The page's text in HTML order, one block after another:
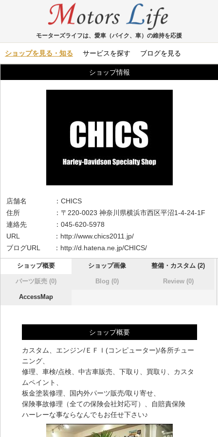
モーターズライフは、愛車（バイク、車）の維持を応援
ショップを見る・知る サービスを探す ブログを見る
ショップ情報
店舗名 ：CHICS
住所 ：〒220-0023 神奈川県横浜市西区平沼1-4-24-1F
連絡先 ：045-620-5978
URL ： http://www.chics2011.jp/
ブログURL ： http://d.hatena.ne.jp/CHICS/
ショップ概要 ショップ画像 整備・カスタム (2)
パーツ販売 (0) Blog (0) Review (0)
AccessMap
ショップ概要
カスタム、エンジン/ＥＦＩ(コンピューター)/各所チュー
ニング、
修理、車検/点検、中古車販売、下取り、買取り、カスタ
ムペイント、
板金塗装修理、国内外パーツ販売/取り寄せ、
保険事故修理（全ての保険会社対応可）、自賠責保険
ハーレーな事ならなんでもお任せ下さい♪